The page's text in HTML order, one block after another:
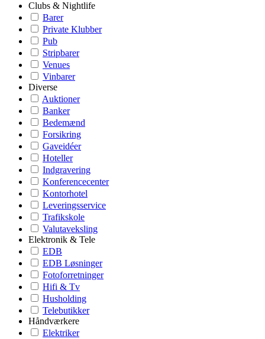
Clubs & Nightlife
Barer
Private Klubber
Pub
Stripbarer
Venues
Vinbarer
Diverse
Auktioner
Banker
Bedemænd
Forsikring
Gaveidéer
Hoteller
Indgravering
Konferencecenter
Kontorhotel
Leveringsservice
Trafikskole
Valutaveksling
Elektronik & Tele
EDB
EDB Løsninger
Fotoforretninger
Hifi & Tv
Husholding
Telebutikker
Håndværkere
Elektriker